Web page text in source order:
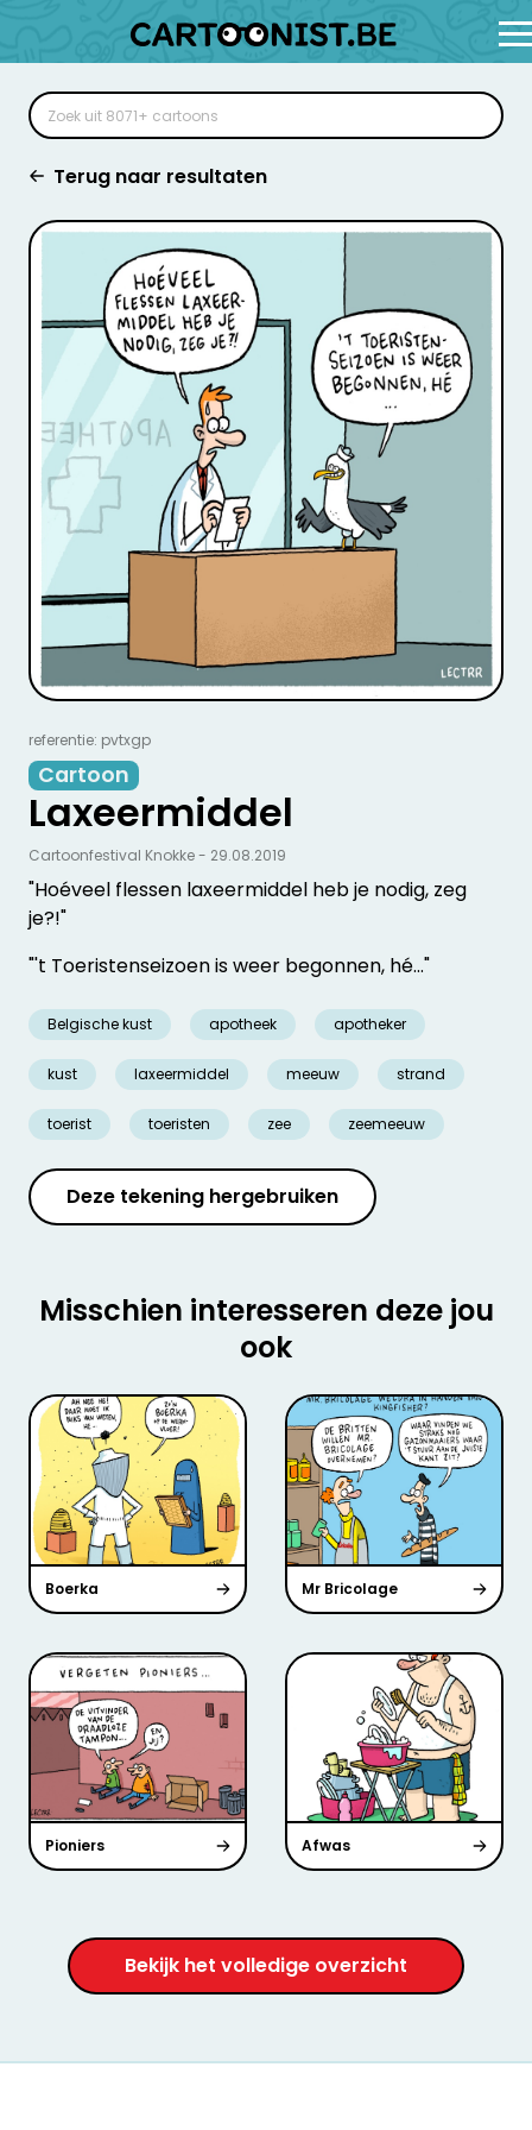
Terug naar resultaten
referentie: pvtxgp
Cartoon
Laxeermiddel
"Hoéveel flessen laxeermiddel heb je nodig, zeg
je?!"
"'t Toeristenseizoen is weer begonnen, hé..."
Belgische kust apotheek apotheker
kust laxeermiddel meeuw strand
toerist toeristen zee zeemeeuw
Cartoonfestival Knokke - 29.08.2019
Deze tekening hergebruiken
Misschien interesseren deze jou
ook
Boerka Mr Bricolage
Pioniers Afwas
Bekijk het volledige overzicht